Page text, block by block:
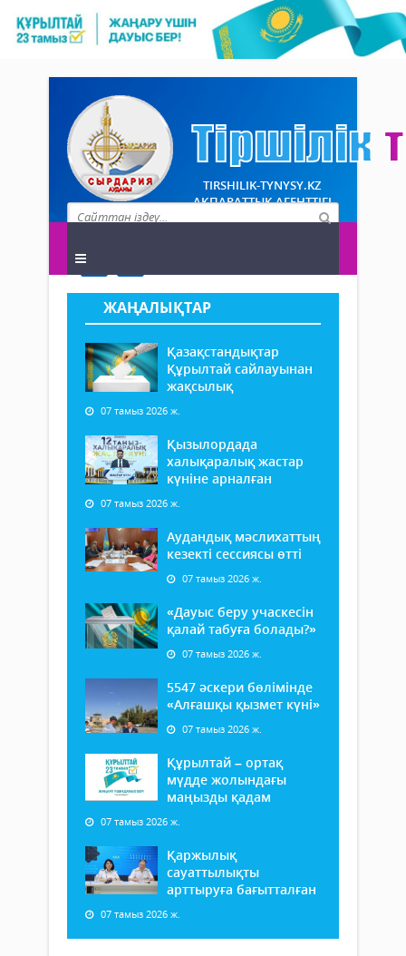
TIRSHILIK-TYNYSY.KZ
АҚПАРАТТЫҚ АГЕНТТІГІ
ЖАҢАЛЫҚТАР
Қазақстандықтар
Құрылтай сайлауынан
жақсылық
07 тамыз 2026 ж.
Қызылордада
халықаралық жастар
күніне арналған
07 тамыз 2026 ж.
Аудандық мәслихаттың
кезекті сессиясы өтті
07 тамыз 2026 ж.
«Дауыс беру учаскесін
қалай табуға болады?»
07 тамыз 2026 ж.
5547 әскери бөлімінде
«Алғашқы қызмет күні»
07 тамыз 2026 ж.
Құрылтай – ортақ
мүдде жолындағы
маңызды қадам
07 тамыз 2026 ж.
Қаржылық
сауаттылықты
арттыруға бағытталған
07 тамыз 2026 ж.